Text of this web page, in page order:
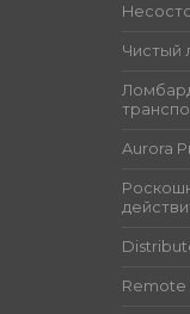
Чистый
Aurora
Remote